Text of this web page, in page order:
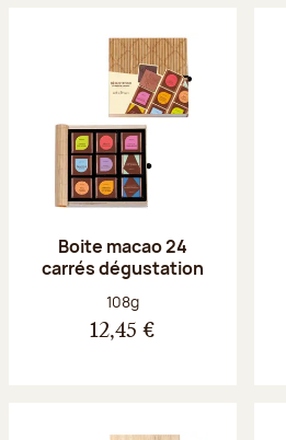
Boite macao 24
carrés dégustation
Poids net :
108g
12,45 €